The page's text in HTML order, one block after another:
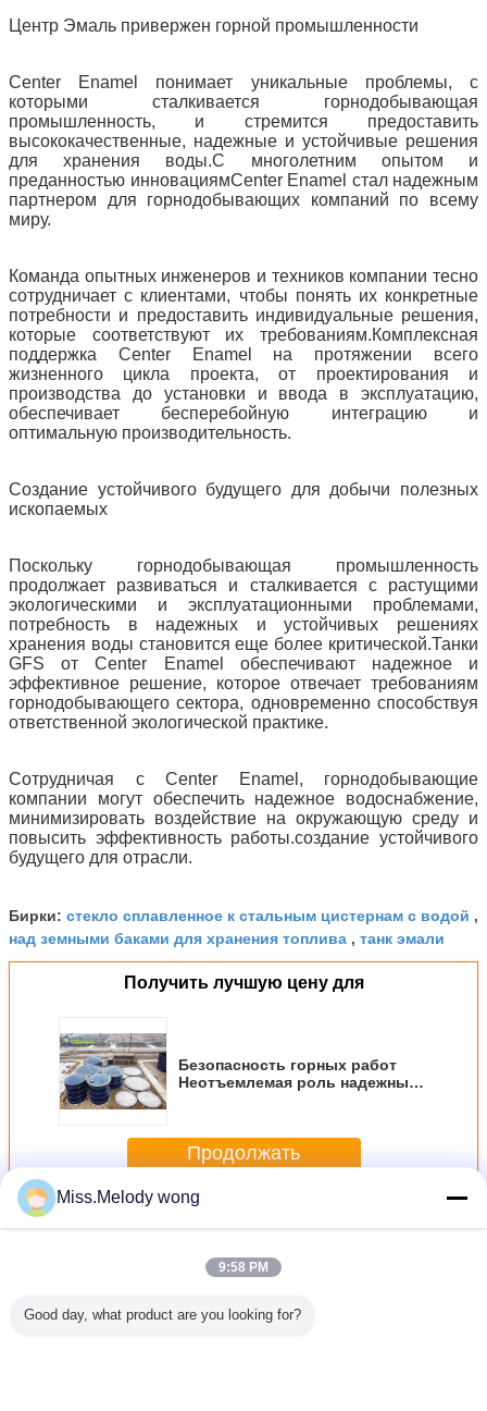
Центр Эмаль привержен горной промышленности
Center Enamel понимает уникальные проблемы, с
которыми сталкивается горнодобывающая
промышленность, и стремится предоставить
высококачественные, надежные и устойчивые решения
для хранения воды.С многолетним опытом и
преданностью инновациямCenter Enamel стал надежным
партнером для горнодобывающих компаний по всему
миру.
Команда опытных инженеров и техников компании тесно
сотрудничает с клиентами, чтобы понять их конкретные
потребности и предоставить индивидуальные решения,
которые соответствуют их требованиям.Комплексная
поддержка Center Enamel на протяжении всего
жизненного цикла проекта, от проектирования и
производства до установки и ввода в эксплуатацию,
обеспечивает бесперебойную интеграцию и
оптимальную производительность.
Создание устойчивого будущего для добычи полезных
ископаемых
Поскольку горнодобывающая промышленность
продолжает развиваться и сталкивается с растущими
экологическими и эксплуатационными проблемами,
потребность в надежных и устойчивых решениях
хранения воды становится еще более критической.Танки
GFS от Center Enamel обеспечивают надежное и
эффективное решение, которое отвечает требованиям
горнодобывающего сектора, одновременно способствуя
ответственной экологической практике.
Сотрудничая с Center Enamel, горнодобывающие
компании могут обеспечить надежное водоснабжение,
минимизировать воздействие на окружающую среду и
повысить эффективность работы.создание устойчивого
будущего для отрасли.
Бирки: стекло сплавленное к стальным цистернам с водой ,
над земными баками для хранения топлива , танк эмали
Получить лучшую цену для
Безопасность горных работ
Неотъемлемая роль надежных
Продолжать
Больше Стекло, расплавленное в стальные резервуары
Miss.Melody wong
9:58 PM
Good day, what product are you looking for?